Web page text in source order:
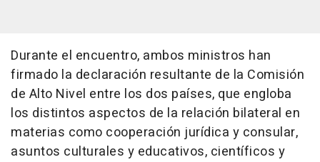
Durante el encuentro, ambos ministros han
firmado la declaración resultante de la Comisión
de Alto Nivel entre los dos países, que engloba
los distintos aspectos de la relación bilateral en
materias como cooperación jurídica y consular,
asuntos culturales y educativos, científicos y